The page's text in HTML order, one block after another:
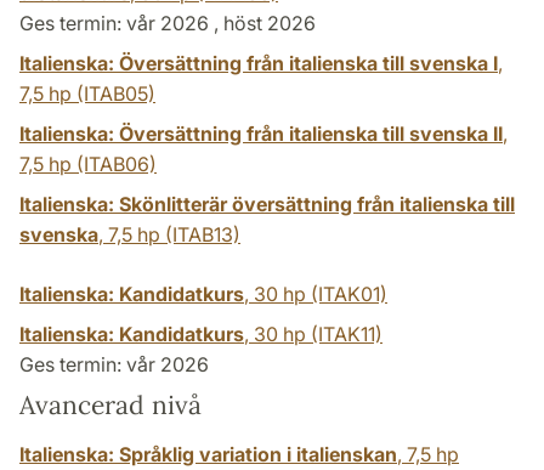
Ges termin: vår 2026 , höst 2026
Italienska: Översättning från italienska till svenska I,
7,5 hp (ITAB05)
Italienska: Översättning från italienska till svenska II,
7,5 hp (ITAB06)
Italienska: Skönlitterär översättning från italienska till
svenska, 7,5 hp (ITAB13)
Italienska: Kandidatkurs, 30 hp (ITAK01)
Italienska: Kandidatkurs, 30 hp (ITAK11)
Ges termin: vår 2026
Avancerad nivå
Italienska: Språklig variation i italienskan, 7,5 hp